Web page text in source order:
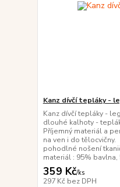
Kanz dívčí tepláky -
Kanz dívčí tepláky -
dlouhé kalhoty -
Příjemný materiál a
na ven i do
pohodlné nošení
materiál : 95%
359 Kč/ks
297 Kč bez DPH